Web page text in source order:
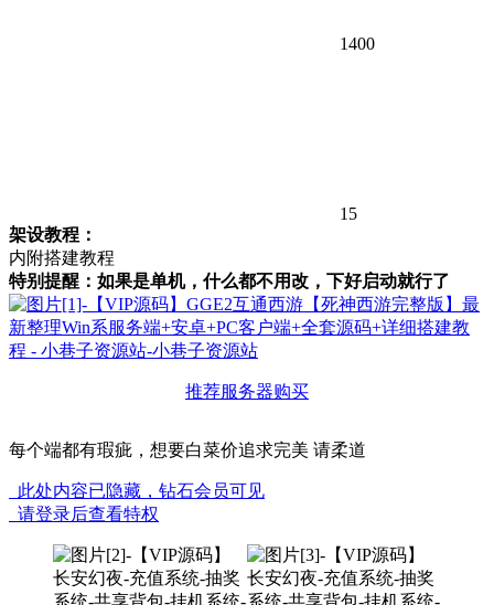
1400
15
架设教程：
内附搭建教程
特别提醒：如果是单机，什么都不用改，下好启动就行了
推荐服务器购买
每个端都有瑕疵，想要白菜价追求完美 请柔道
此处内容已隐藏，钻石会员可见
请登录后查看特权